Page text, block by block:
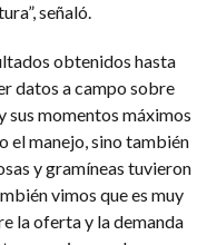
señaló.
obtenidos hasta
datos a campo sobre
sus momentos máximos
el manejo, sino también
y gramíneas tuvieron
vimos que es muy
la oferta y la demanda